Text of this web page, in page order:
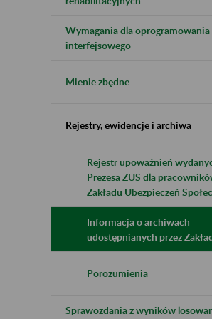
Wymagania dla oprogramowania
interfejsowego
Mienie zbędne
Rejestry, ewidencje i archiwa
Rejestr upoważnień
Prezesa ZUS dla
Zakładu Ubezpieczeń
Informacja o archiwach
udostępnianych przez
Porozumienia
Sprawozdania z wyników